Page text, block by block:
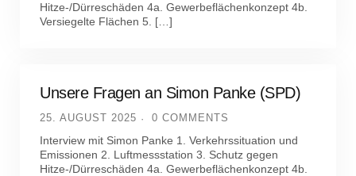
Hitze-/Dürreschäden 4a. Gewerbeflächenkonzept 4b.
Versiegelte Flächen 5. […]
Unsere Fragen an Simon Panke (SPD)
25. AUGUST 2025 0 COMMENTS
Interview mit Simon Panke 1. Verkehrssituation und
Emissionen 2. Luftmessstation 3. Schutz gegen
Hitze-/Dürreschäden 4a. Gewerbeflächenkonzept 4b.